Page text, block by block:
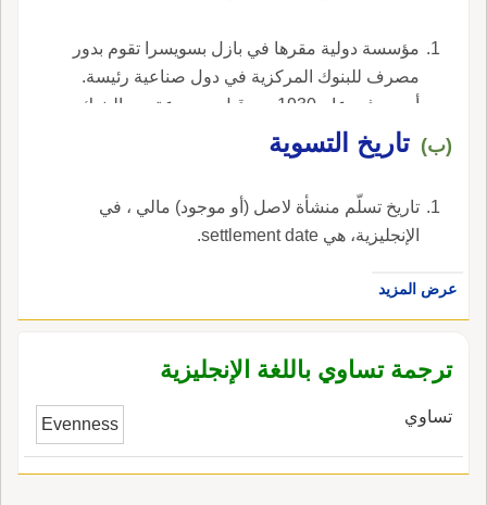
مؤسسة دولية مقرها في بازل بسويسرا تقوم بدور
مصرف للبنوك المركزية في دول صناعية رئيسة.
أسس في عام 1930 من قبل مجموعة من البنوك
International Settlements.
(ب) تاريخ التسوية
تاريخ تسلّم منشأة لاصل (أو موجود) مالي ، في
الإنجليزية، هي settlement date.
عرض المزيد
ترجمة تساوي باللغة الإنجليزية
تساوي Evenness